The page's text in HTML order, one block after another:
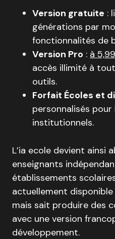
Version gratuite :
générations par
fonctionnalités de
Version Pro : à
accès illimité à
outils.
Forfait Écoles et
personnalisés
institutionnels.
L’ia ecole devient ainsi
enseignants
établissements
actuellement
mais sait produire des
avec une version
développement.